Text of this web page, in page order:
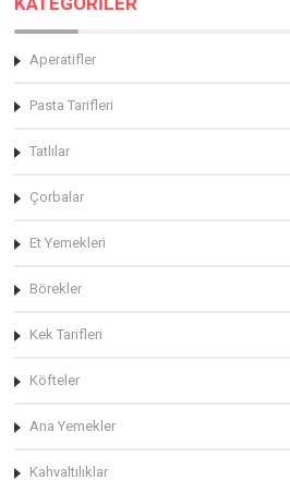
Aperatifler
Pasta Tarifleri
Tatlılar
Çorbalar
Et Yemekleri
Börekler
Kek Tarifleri
Köfteler
Ana Yemekler
Kahvaltılıklar